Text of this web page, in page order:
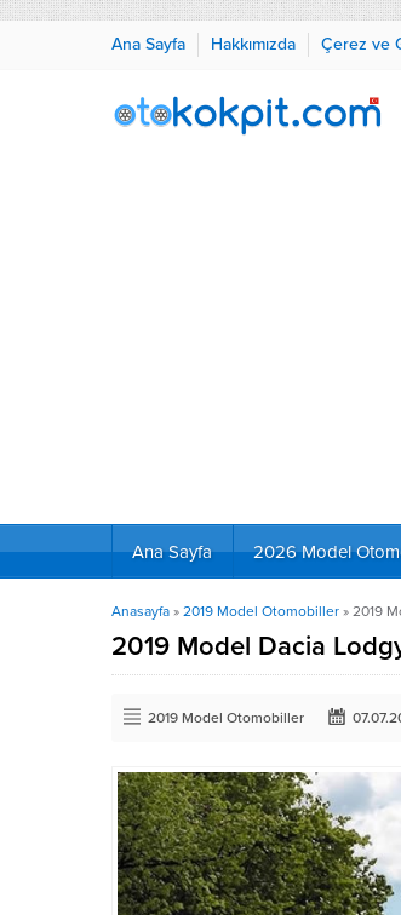
Ana Sayfa Hakkımızda Çerez ve
Ana Sayfa 2026 Model
Anasayfa » 2019 Model Otomobiller » 2019
2019 Model Dacia
2019 Model Otomobiller